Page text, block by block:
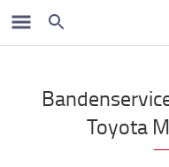
Toyota Service
Toyota